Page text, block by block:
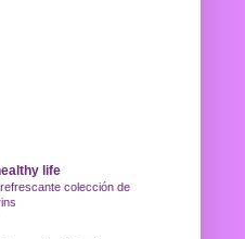
life
colección de